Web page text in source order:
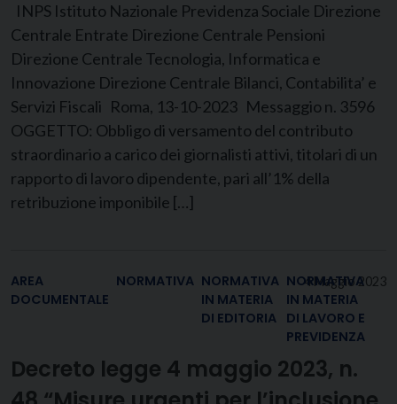
INPS Istituto Nazionale Previdenza Sociale Direzione
Centrale Entrate Direzione Centrale Pensioni
Direzione Centrale Tecnologia, Informatica e
Innovazione Direzione Centrale Bilanci, Contabilita’ e
Servizi Fiscali Roma, 13-10-2023 Messaggio n. 3596
OGGETTO: Obbligo di versamento del contributo
straordinario a carico dei giornalisti attivi, titolari di un
rapporto di lavoro dipendente, pari all’1% della
retribuzione imponibile […]
4 Maggio 2023
AREA
DOCUMENTALE
NORMATIVA NORMATIVA
IN MATERIA
DI EDITORIA
NORMATIVA
IN MATERIA
DI LAVORO E
PREVIDENZA
Decreto legge 4 maggio 2023, n.